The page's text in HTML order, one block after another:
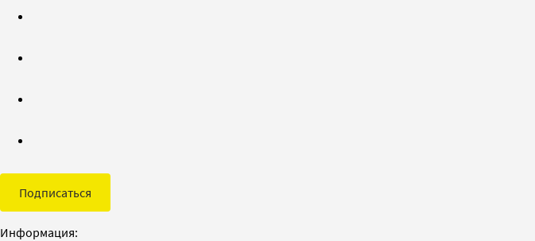
Подписаться
Информация: